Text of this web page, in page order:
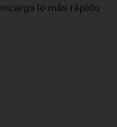
lo más rápido